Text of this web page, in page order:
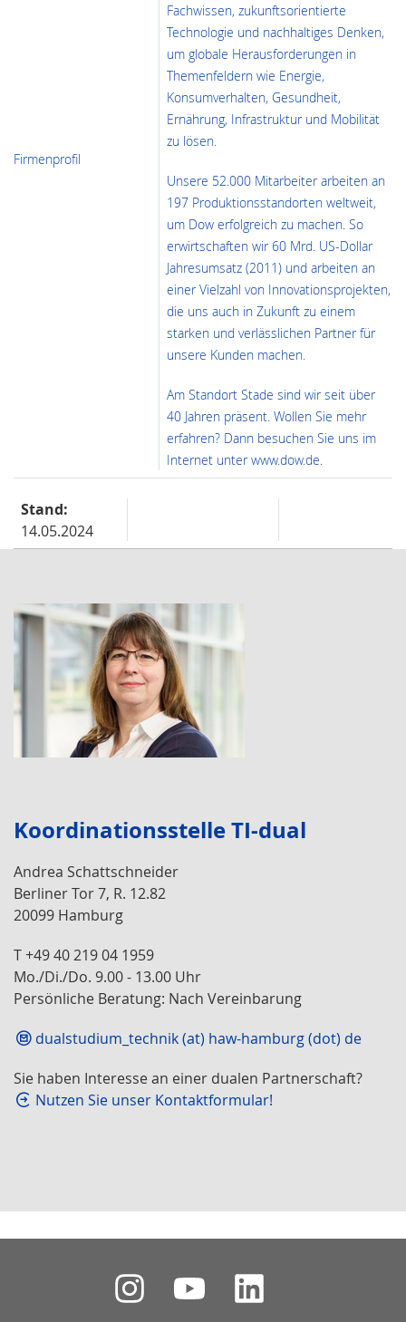
Firmenprofil
Fachwissen, zukunfts­orientierte
Technologie und nachhaltiges Denken,
um globale Herausforderungen in
Themenfeldern wie Energie,
Konsumverhalten, Gesundheit,
Ernährung, Infrastruktur und Mobilität
zu lösen.
Unsere 52.000 Mitarbeiter arbeiten an
197 Produktions­standorten weltweit,
um Dow erfolgreich zu machen. So
erwirtschaften wir 60 Mrd. US-Dollar
Jahresumsatz (2011) und arbeiten an
einer Vielzahl von Innovationsprojekten,
die uns auch in Zukunft zu einem
starken und verlässlichen Partner für
unsere Kunden machen.
Am Standort Stade sind wir seit über
40 Jahren präsent. Wollen Sie mehr
erfahren? Dann besuchen Sie uns im
Internet unter www.dow.de.
Stand:
14.05.2024
Koordinationsstelle TI-dual
Andrea Schattschneider
Berliner Tor 7, R. 12.82
20099 Hamburg
T +49 40 219 04 1959
Mo./Di./Do. 9.00 - 13.00 Uhr
Persönliche Beratung: Nach Vereinbarung
dualstudium_technik (at) haw-hamburg (dot) de
Sie haben Interesse an einer dualen Partnerschaft?
Nutzen Sie unser Kontaktformular!